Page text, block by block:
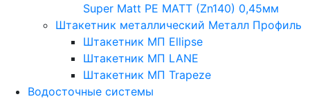
Super Matt PE MATT (Zn140) 0,45мм
Штакетник металлический Металл Профиль
Штакетник МП Ellipse
Штакетник МП LANE
Штакетник МП Trapeze
Водосточные системы